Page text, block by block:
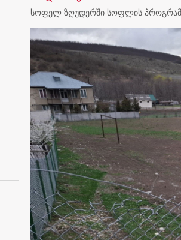
სოფელ ზღუდერში სოფლის